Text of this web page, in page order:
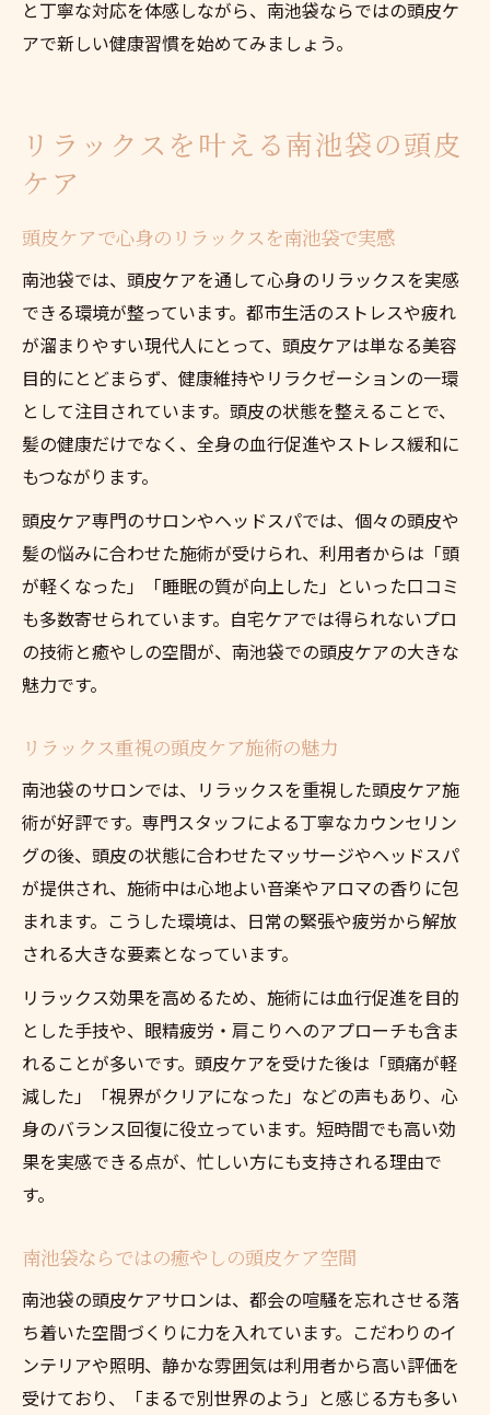
と丁寧な対応を体感しながら、南池袋ならではの頭皮ケ
アで新しい健康習慣を始めてみましょう。
リラックスを叶える南池袋の頭皮
ケア
頭皮ケアで心身のリラックスを南池袋で実感
南池袋では、頭皮ケアを通して心身のリラックスを実感
できる環境が整っています。都市生活のストレスや疲れ
が溜まりやすい現代人にとって、頭皮ケアは単なる美容
目的にとどまらず、健康維持やリラクゼーションの一環
として注目されています。頭皮の状態を整えることで、
髪の健康だけでなく、全身の血行促進やストレス緩和に
もつながります。
頭皮ケア専門のサロンやヘッドスパでは、個々の頭皮や
髪の悩みに合わせた施術が受けられ、利用者からは「頭
が軽くなった」「睡眠の質が向上した」といった口コミ
も多数寄せられています。自宅ケアでは得られないプロ
の技術と癒やしの空間が、南池袋での頭皮ケアの大きな
魅力です。
リラックス重視の頭皮ケア施術の魅力
南池袋のサロンでは、リラックスを重視した頭皮ケア施
術が好評です。専門スタッフによる丁寧なカウンセリン
グの後、頭皮の状態に合わせたマッサージやヘッドスパ
が提供され、施術中は心地よい音楽やアロマの香りに包
まれます。こうした環境は、日常の緊張や疲労から解放
される大きな要素となっています。
リラックス効果を高めるため、施術には血行促進を目的
とした手技や、眼精疲労・肩こりへのアプローチも含ま
れることが多いです。頭皮ケアを受けた後は「頭痛が軽
減した」「視界がクリアになった」などの声もあり、心
身のバランス回復に役立っています。短時間でも高い効
果を実感できる点が、忙しい方にも支持される理由で
す。
南池袋ならではの癒やしの頭皮ケア空間
南池袋の頭皮ケアサロンは、都会の喧騒を忘れさせる落
ち着いた空間づくりに力を入れています。こだわりのイ
ンテリアや照明、静かな雰囲気は利用者から高い評価を
受けており、「まるで別世界のよう」と感じる方も多い